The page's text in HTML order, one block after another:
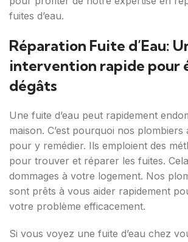
fuites d’eau.
Réparation Fuite d’Eau:
intervention rapide pour
dégâts
Une fuite d’eau peut rapidement
maison. C’est pourquoi nos plombiers
pour y remédier. Ils emploient des
pour trouver et réparer les fuites. Cela
dommages à votre logement. Nos
sont prêts à vous aider rapidement
votre problème efficacement.
Si vous voyez une fuite d’eau chez